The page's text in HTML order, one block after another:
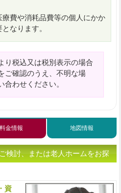
費や消耗品費等の個人にかか
なります。
り税込又は税別表示の場合
ご確認のうえ、不明な場
わせください。
料金情報 地図情報
検討、または老人ホームをお探
資